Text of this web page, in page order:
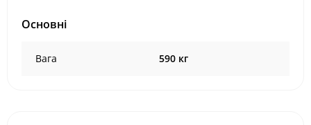
Основні
Вага 590 кг